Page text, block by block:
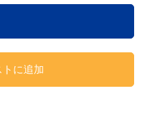
ングなど
チェック！
に追加